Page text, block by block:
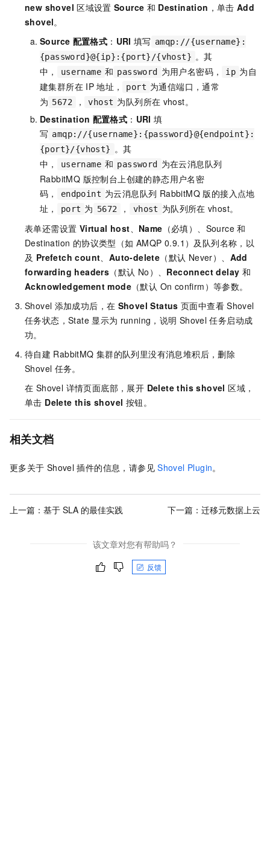
new shovel 区域设置 Source 和 Destination ，单击 Add
shovel。
Source 配置格式 ： URI 填写 amqp://{username}:
{password}@{ip}:{port}/{vhost} 。其
中，
username 和 password 为用户名密码， ip 为自
建集群所在 IP 地址， port 为通信端口，通常
为 5672 ， vhost 为队列所在 vhost。
Destination 配置格式 ： URI 填
写 amqp://{username}:{password}@{endpoint}:
{port}/{vhost} 。其
中，
username 和 password
为在云消息队列
RabbitMQ 版控制台上创建的静态用户名密
码，
endpoint 为云消息队列 RabbitMQ 版的接入点地
址，
port 为 5672 ， vhost 为队列所在 vhost。
表单还需设置 Virtual host、 Name （必填）、Source 和
Destination 的协议类型（如 AMQP 0.9.1）及队列名称，以
及 Prefetch count、 Auto-delete （默认 Never）、 Add
forwarding headers （默认 No）、 Reconnect delay 和
Acknowledgement mode （默认 On confirm）等参数。
Shovel 添加成功后，在 Shovel Status 页面中查看 Shovel
任务状态，State 显示为 running，说明 Shovel 任务启动成
功。
待自建 RabbitMQ 集群的队列里没有消息堆积后，删除
Shovel 任务。
在 Shovel 详情页面底部，展开 Delete this shovel 区域，
单击 Delete this shovel 按钮。
相关文档
更多关于 Shovel 插件的信息，请参见 Shovel Plugin。
上一篇： 基于 SLA 的最佳实践 下一篇： 迁移元数据上云
该文章对您有帮助吗？
反馈